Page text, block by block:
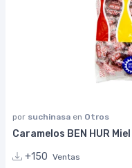
por suchinasa en Otros
Caramelos BEN HUR Miel
+150 Ventas